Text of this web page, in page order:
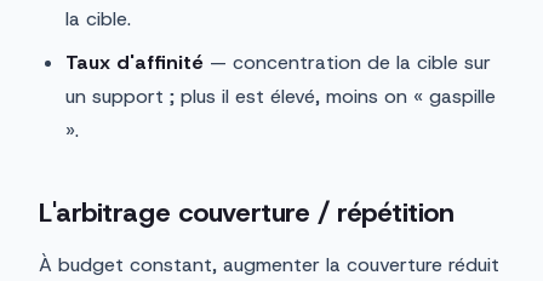
la cible.
Taux d'affinité — concentration de la cible sur
un support ; plus il est élevé, moins on « gaspille
».
L'arbitrage couverture / répétition
À budget constant, augmenter la couverture réduit